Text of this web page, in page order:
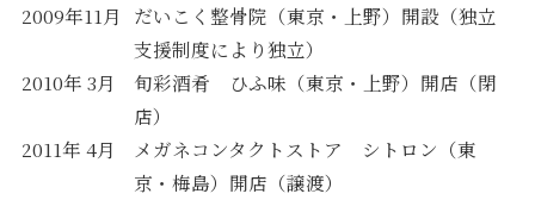
2009年11月
だいこく整骨院（東京・上野）開設（独立
支援制度により独立）
2010年 3月
旬彩酒肴 ひふ味（東京・上野）開店（閉
店）
2011年 4月
メガネコンタクトストア シトロン（東
京・梅島）開店（譲渡）